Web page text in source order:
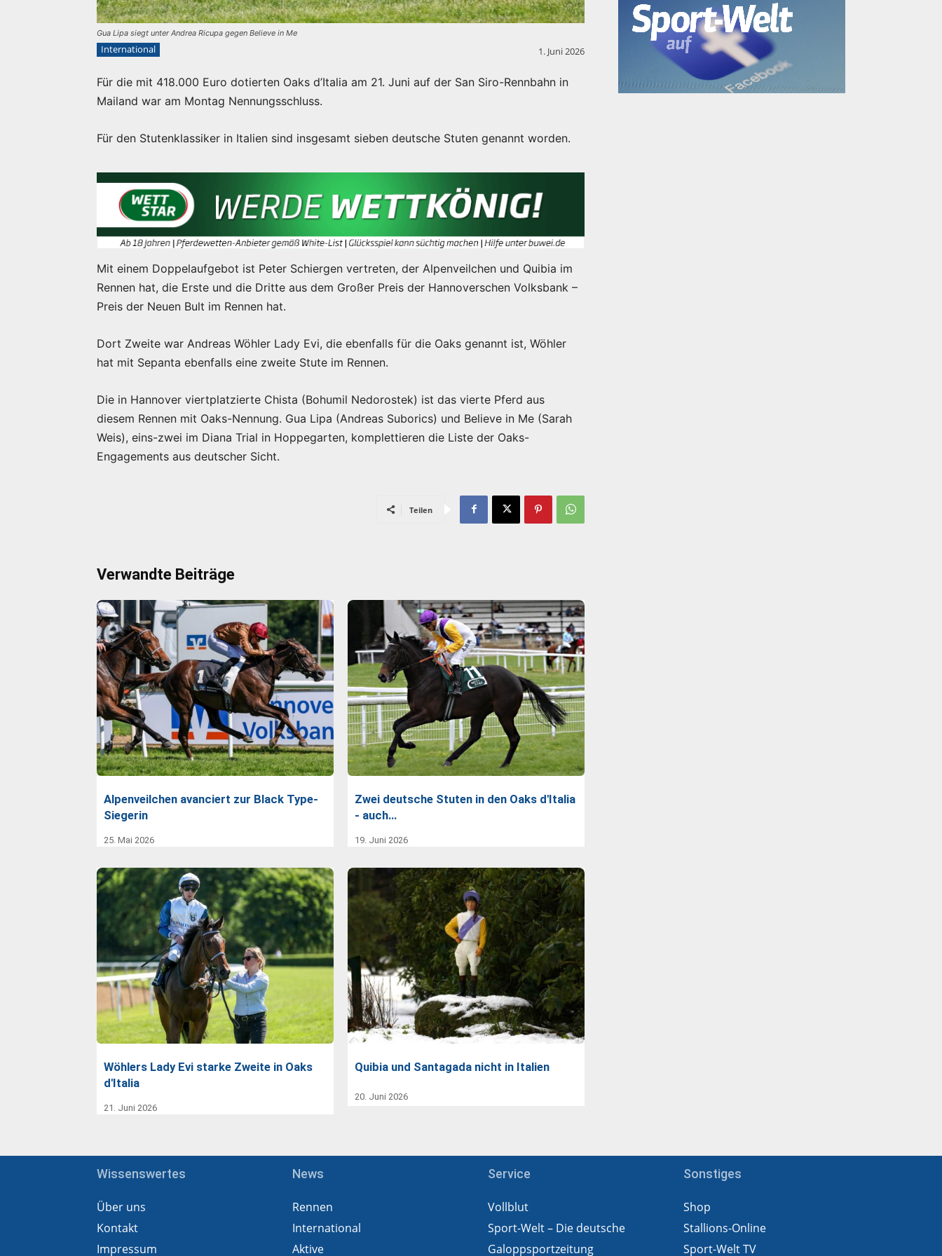
Gua Lipa siegt unter Andrea Ricupa gegen Believe in Me
International 1. Juni 2026
Für die mit 418.000 Euro dotierten Oaks d’Italia am 21. Juni auf der San Siro-Rennbahn in
Mailand war am Montag Nennungsschluss.
Für den Stutenklassiker in Italien sind insgesamt sieben deutsche Stuten genannt worden.
Mit einem Doppelaufgebot ist Peter Schiergen vertreten, der Alpenveilchen und Quibia im
Rennen hat, die Erste und die Dritte aus dem Großer Preis der Hannoverschen Volksbank –
Preis der Neuen Bult im Rennen hat.
Dort Zweite war Andreas Wöhler Lady Evi, die ebenfalls für die Oaks genannt ist, Wöhler
hat mit Sepanta ebenfalls eine zweite Stute im Rennen.
Die in Hannover viertplatzierte Chista (Bohumil Nedorostek) ist das vierte Pferd aus
diesem Rennen mit Oaks-Nennung. Gua Lipa (Andreas Suborics) und Believe in Me (Sarah
Weis), eins-zwei im Diana Trial in Hoppegarten, komplettieren die Liste der Oaks-
Engagements aus deutscher Sicht.
Teilen
Verwandte Beiträge
Alpenveilchen avanciert zur Black Type-
Siegerin
25. Mai 2026
Zwei deutsche Stuten in den Oaks d'Italia
- auch…
19. Juni 2026
Wöhlers Lady Evi starke Zweite in Oaks
d'Italia
21. Juni 2026
Quibia und Santagada nicht in Italien
20. Juni 2026
Wissenswertes
Über uns
Kontakt
Impressum
News
Rennen
International
Aktive
Service
Vollblut
Sport-Welt – Die deutsche
Galoppsportzeitung
Sonstiges
Shop
Stallions-Online
Sport-Welt TV